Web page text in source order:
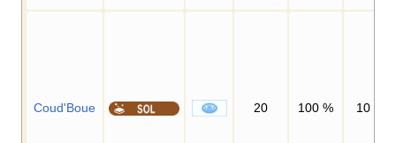
Coud'Boue 20 100 % 10